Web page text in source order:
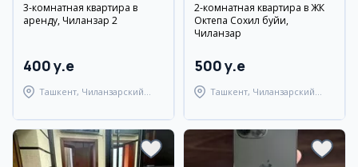
3-комнатная квартира в
аренду, Чиланзар 2
400 y.e
Ташкент, Чиланзарский
2-комнатная квартира в ЖК
Октепа Сохил буйи,
Чиланзар
500 y.e
Ташкент, Чиланзарский